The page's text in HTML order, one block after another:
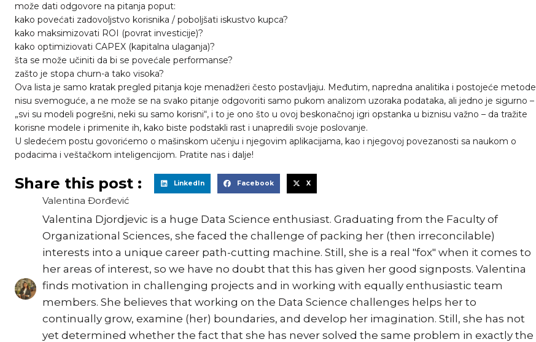
može dati odgovore na pitanja poput:
kako povećati zadovoljstvo korisnika / poboljšati iskustvo kupca?
kako maksimizovati ROI (povrat investicije)?
kako optimiziovati CAPEX (kapitalna ulaganja)?
šta se može učiniti da bi se povećale performanse?
zašto je stopa churn-a tako visoka?
Ova lista je samo kratak pregled pitanja koje menadžeri često postavljaju. Međutim, napredna analitika i postojeće metode
nisu svemoguće, a ne može se na svako pitanje odgovoriti samo pukom analizom uzoraka podataka, ali jedno je sigurno –
„svi su modeli pogrešni, neki su samo korisni“, i to je ono što u ovoj beskonačnoj igri opstanka u biznisu važno – da tražite
korisne modele i primenite ih, kako biste podstakli rast i unapredili svoje poslovanje.
U sledećem postu govorićemo o mašinskom učenju i njegovim aplikacijama, kao i njegovoj povezanosti sa naukom o
podacima i veštačkom inteligencijom. Pratite nas i dalje!
Share this post : LinkedIn Facebook X
Valentina Đorđević
Valentina Djordjevic is a huge Data Science enthusiast. Graduating from the Faculty of
Organizational Sciences, she faced the challenge of packing her (then irreconcilable)
interests into a unique career path-cutting machine. Still, she is a real "fox" when it comes to
her areas of interest, so we have no doubt that this has given her good signposts. Valentina
finds motivation in challenging projects and in working with equally enthusiastic team
members. She believes that working on the Data Science challenges helps her to
continually grow, examine (her) boundaries, and develop her imagination. Still, she has not
yet determined whether the fact that she has never solved the same problem in exactly the